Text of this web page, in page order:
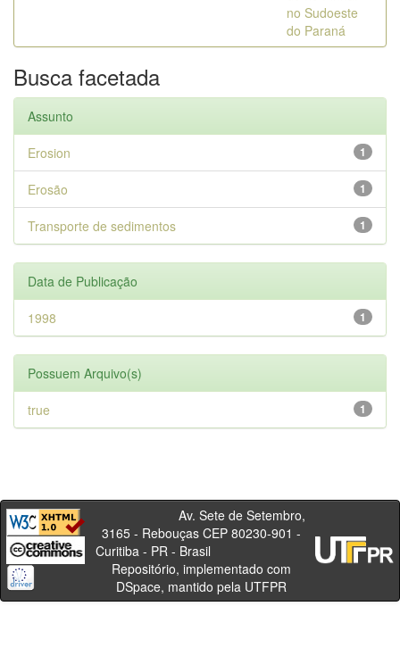
no Sudoeste
do Paraná
Busca facetada
Assunto
1
Erosion
1
Erosão
1
Transporte de sedimentos
Data de Publicação
1
1998
Possuem Arquivo(s)
1
true
Av. Sete de Setembro,
3165 - Rebouças CEP 80230-901 -
Curitiba - PR - Brasil
Repositório, implementado com
DSpace, mantido pela UTFPR